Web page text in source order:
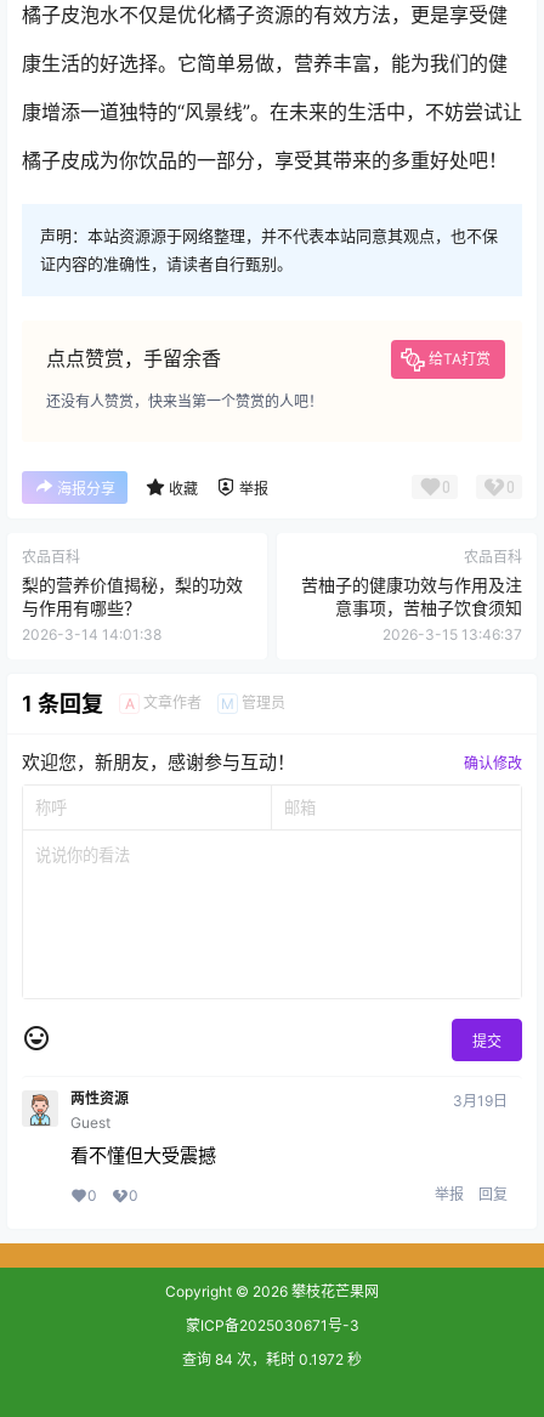
橘子皮泡水不仅是优化橘子资源的有效方法，更是享受健
康生活的好选择。它简单易做，营养丰富，能为我们的健
康增添一道独特的“风景线”。在未来的生活中，不妨尝试让
橘子皮成为你饮品的一部分，享受其带来的多重好处吧！
声明：本站资源源于网络整理，并不代表本站同意其观点，也不保
证内容的准确性，请读者自行甄别。
点点赞赏，手留余香 给TA打赏
还没有人赞赏，快来当第一个赞赏的人吧！
海报分享 收藏 举报 0 0
农品百科
梨的营养价值揭秘，梨的功效
与作用有哪些？
2026-3-14 14:01:38
农品百科
苦柚子的健康功效与作用及注
意事项，苦柚子饮食须知
2026-3-15 13:46:37
1 条回复 A 文章作者 M 管理员
欢迎您，新朋友，感谢参与互动！ 确认修改
提交
两性资源
Guest
3月19日
看不懂但大受震撼
0 0 举报 回复
Copyright © 2026 攀枝花芒果网
蒙ICP备2025030671号-3
查询 84 次，耗时 0.1972 秒